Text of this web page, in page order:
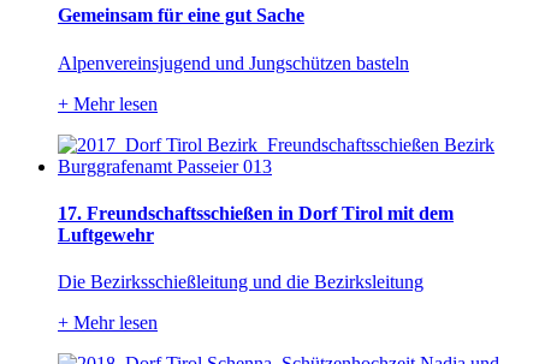
Gemeinsam für eine gut Sache
Alpenvereinsjugend und Jungschützen basteln
+ Mehr lesen
17. Freundschaftsschießen in Dorf Tirol mit dem
Luftgewehr
Die Bezirksschießleitung und die Bezirksleitung
+ Mehr lesen